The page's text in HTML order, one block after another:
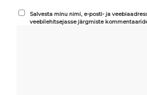
Salvesta minu nimi, e-posti- ja
veebilehitsejasse järgmiste